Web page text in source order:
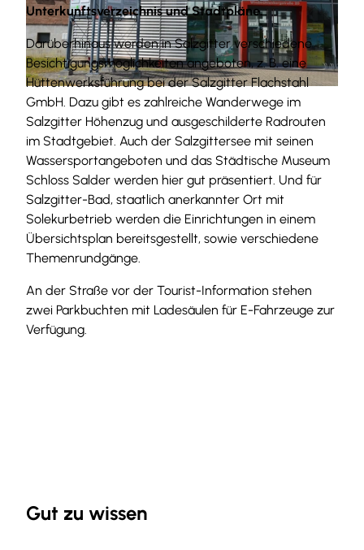
© Tourist-Information Salzgitter c/o Wirtschafts- und Innovationsförderung Salzgitter GmbH |
Unterkunftsverzeichnis und Stadtpläne.
Darüberhinaus werden in Salzgitter verschiedene
Besichtigungsmöglichkeiten angeboten, z. B. eine
Hüttenwerksführung bei der Salzgitter Flachstahl
GmbH. Dazu gibt es zahlreiche Wanderwege im
Salzgitter Höhenzug und ausgeschilderte Radrouten
im Stadtgebiet. Auch der Salzgittersee mit seinen
Wassersportangeboten und das Städtische Museum
Schloss Salder werden hier gut präsentiert. Und für
Salzgitter-Bad, staatlich anerkannter Ort mit
Solekurbetrieb werden die Einrichtungen in einem
Übersichtsplan bereitsgestellt, sowie verschiedene
Themenrundgänge.
An der Straße vor der Tourist-Information stehen
zwei Parkbuchten mit Ladesäulen für E-Fahrzeuge zur
Verfügung.
Gut zu wissen